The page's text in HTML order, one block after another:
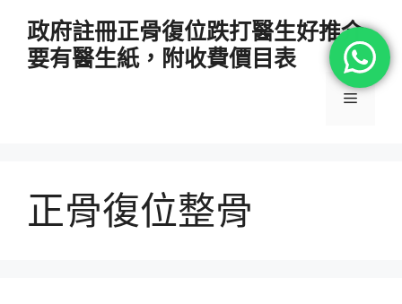
政府註冊正骨復位跌打醫生好推介
要有醫生紙，附收費價目表
選
正骨復位整骨